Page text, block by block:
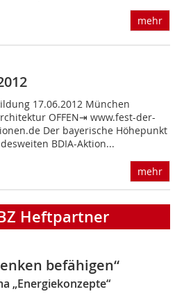
mehr
17.06.2012 München
OFFEN⇥ www.fest-der-
Der bayerische Höhepunkt
BDIA-Aktion...
mehr
Heftpartner
befähigen“
„Energiekonzepte“